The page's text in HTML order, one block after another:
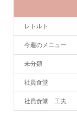
レトルト
今週のメニュー
未分類
社員食堂
社員食堂 工夫